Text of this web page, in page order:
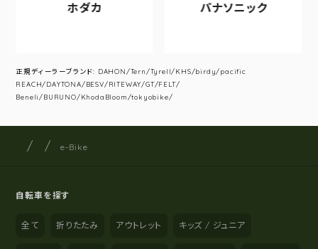
ホダカ パナソニック
正規ディーラーブランド: DAHON/Tern/Tyrell/KHS/birdy/pacific
REACH/DAYTONA/BESV/RITEWAY/GT/FELT/
Beneli/BURUNO/KhodaBloom/tokyobike/
サイト内の現在地
サイクルショップナカゴヤ
e-Bike
自転車を探す
全て 折りたたみ アウトレット キッズ / ジュニア